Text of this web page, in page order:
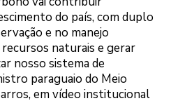
do país, com duplo
e no manejo
naturais e gerar
nosso sistema de
paraguaio do Meio
em vídeo institucional